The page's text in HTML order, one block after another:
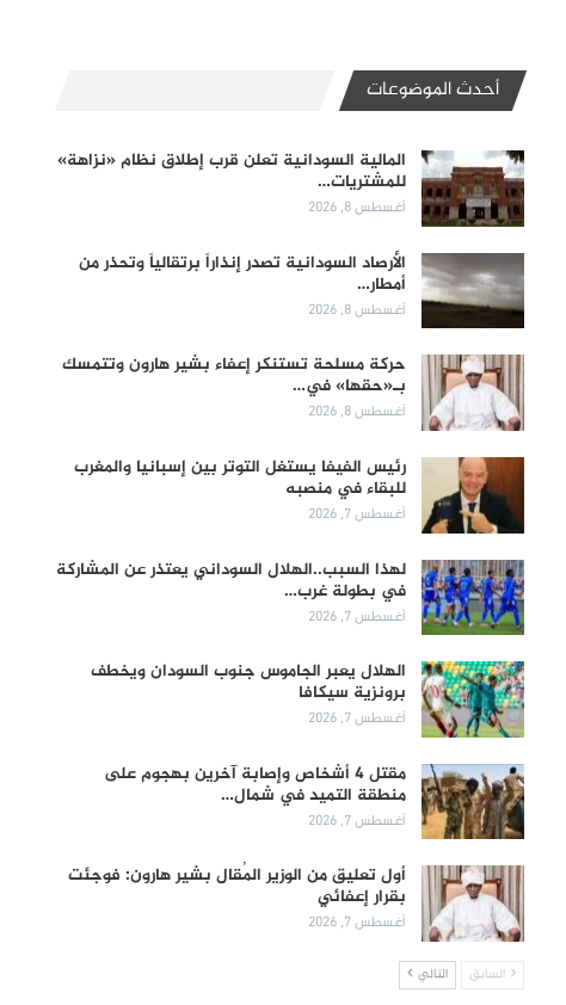
أحدث الموضوعات
المالية السودانية تعلن قرب إطلاق نظام «نزاهة»
للمشتريات…
أغسطس 8, 2026
الأرصاد السودانية تصدر إنذاراً برتقالياً وتحذر من
أمطار…
أغسطس 8, 2026
حركة مسلحة تستنكر إعفاء بشير هارون وتتمسك
بـ«حقها» في…
أغسطس 8, 2026
رئيس الفيفا يستغل التوتر بين إسبانيا والمغرب
للبقاء في منصبه
أغسطس 7, 2026
لهذا السبب..الهلال السوداني يعتذر عن المشاركة
في بطولة غرب…
أغسطس 7, 2026
الهلال يعبر الجاموس جنوب السودان ويخطف
برونزية سيكافا
أغسطس 7, 2026
مقتل 4 أشخاص وإصابة آخرين بهجوم على
منطقة التميد في شمال…
أغسطس 7, 2026
أول تعليق من الوزير المُقال بشير هارون: فوجئت
بقرار إعفائي
أغسطس 7, 2026
السابق التالي